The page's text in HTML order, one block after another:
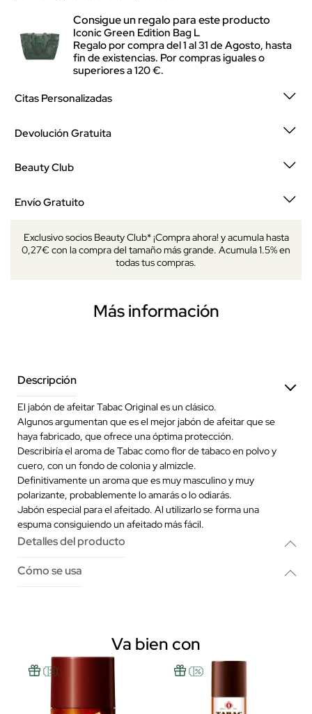
Consigue un regalo para este producto
Iconic Green Edition Bag L
Regalo por compra del 1 al 31 de Agosto, hasta
fin de existencias. Por compras iguales o
superiores a 120 €.
Citas Personalizadas
Devolución Gratuita
Beauty Club
Envío Gratuito
Exclusivo socios Beauty Club* ¡Compra ahora! y acumula hasta
0,27€ con la compra del tamaño más grande. Acumula 1.5% en
todas tus compras.
Más información
Descripción
El jabón de afeitar Tabac Original es un clásico.
Algunos argumentan que es el mejor jabón de afeitar que se
haya fabricado, que ofrece una óptima protección.
Describiría el aroma de Tabac como flor de tabaco en polvo y
cuero, con un fondo de colonia y almizcle.
Definitivamente un aroma que es muy masculino y muy
polarizante, probablemente lo amarás o lo odiarás.
Jabón especial para el afeitado. Al utilizarlo se forma una
espuma consiguiendo un afeitado más fácil.
Detalles del producto
Cómo se usa
Va bien con